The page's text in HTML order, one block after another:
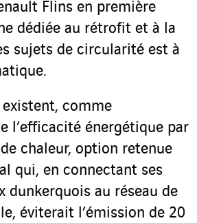
Flins en première
dédiée au rétrofit et à la
sujets de circularité est à
existent, comme
l’efficacité énergétique par
chaleur, option retenue
qui, en connectant ses
dunkerquois au réseau de
éviterait l’émission de 20